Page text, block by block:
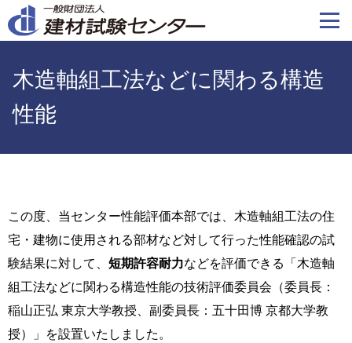
イ
木造軸組工法などに関わる構造
性能
この度、当センター性能評価本部では、木造軸組工法の住
宅・建物に使用される部材など対して行った性能確認の試
験結果に対して、 短期許容耐力などを評価できる「木造軸
組工法などに関わる構造性能の技術評価委員会（委員長：
稲山正弘 東京大学教授、副委員長：五十田博 京都大学教
授）」を設置いたしました。